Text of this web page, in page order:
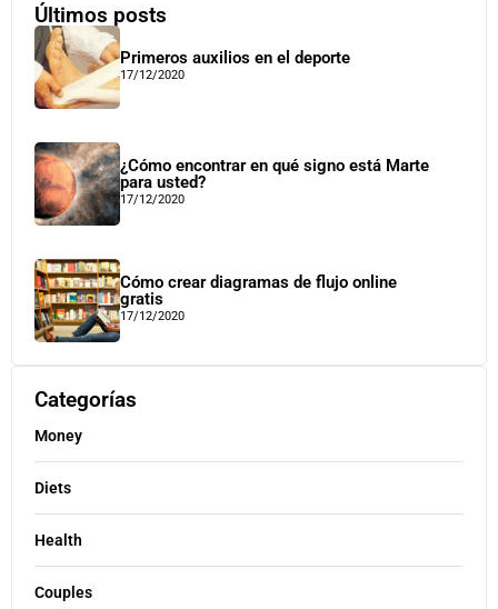
Últimos posts
Primeros auxilios en el deporte
17/12/2020
¿Cómo encontrar en qué signo está Marte
para usted?
17/12/2020
Cómo crear diagramas de flujo online
gratis
17/12/2020
Categorías
Money
Diets
Health
Couples